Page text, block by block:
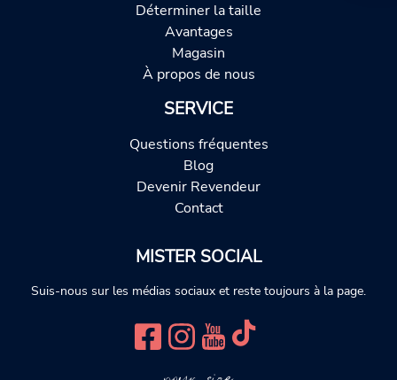
Déterminer la taille
Avantages
Magasin
À propos de nous
SERVICE
Questions fréquentes
Blog
Devenir Revendeur
Contact
MISTER SOCIAL
Suis-nous sur les médias sociaux et reste toujours à la page.